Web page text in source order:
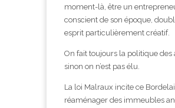
moment-là, être un
conscient de son époque,
esprit particulièrement créatif.
On fait toujours la politique des
sinon on n’est pas élu.
La loi Malraux incite ce
réaménager des immeubles